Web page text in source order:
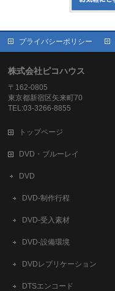
プライバシーポリシー
株式会社ピコハウス
〒162-0805
東京都新宿区矢来町70
TEL:03-3266-8855
トップページ
DVD・ブルーレイ
DVD
DVD-制作行程
DVD-受入素材
DVD-設備環境
DVDレプリケーション
DTSエンコード